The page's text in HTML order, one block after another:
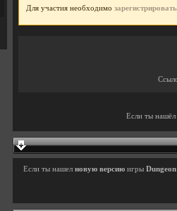
Для участия необходимо
Если ты нашёл
Если ты нашел новую версию игры